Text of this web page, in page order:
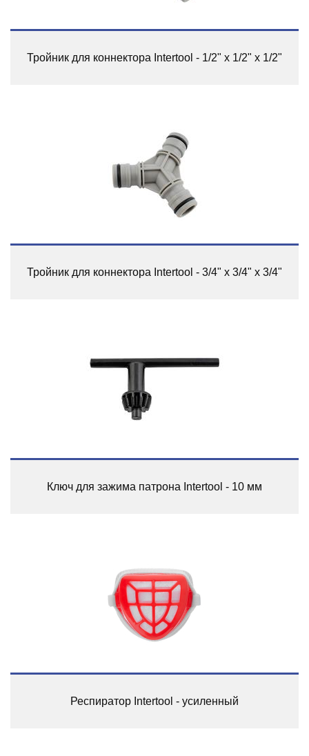
Тройник для коннектора Intertool - 1/2" х 1/2" х 1/2"
Тройник для коннектора Intertool - 3/4" х 3/4" х 3/4"
Ключ для зажима патрона Intertool - 10 мм
Респиратор Intertool - усиленный